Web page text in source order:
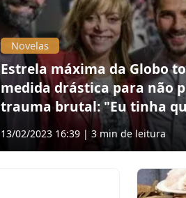
Novelas
Estrela máxima da Globo
medida drástica para não
trauma brutal: "Eu tinha
13/02/2023 16:39 | 3 min de leitura